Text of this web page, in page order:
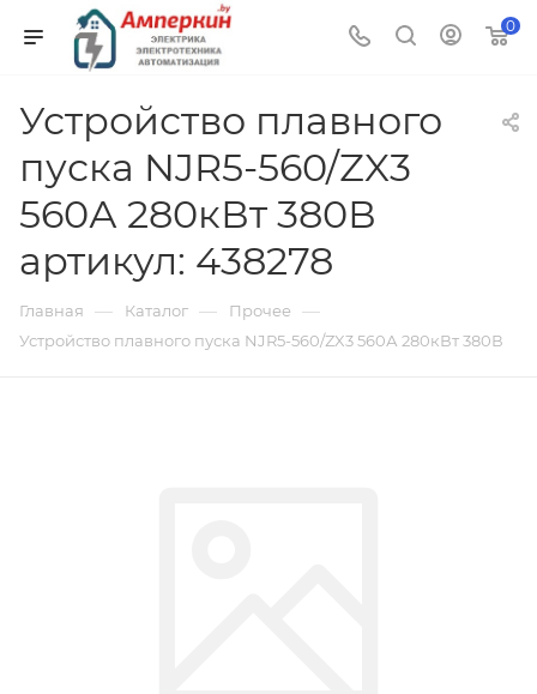
0
Устройство плавного
пуска NJR5-560/ZX3
560А 280кВт 380В
артикул: 438278
Главная — Каталог — Прочее —
Устройство плавного пуска NJR5-560/ZX3 560А 280кВт 380В